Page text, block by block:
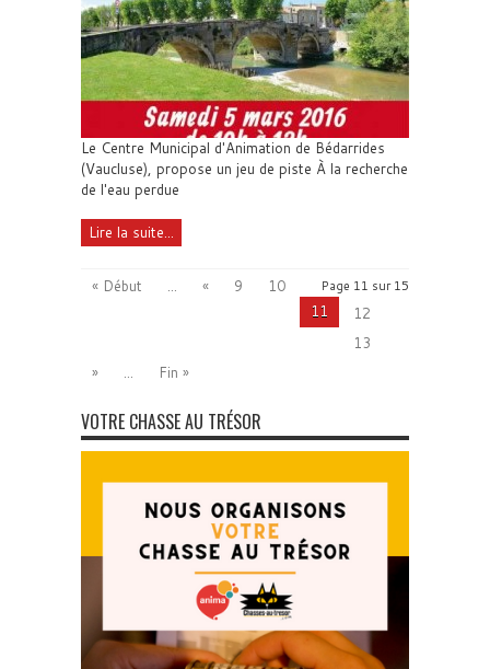
Le Centre Municipal d'Animation de Bédarrides
(Vaucluse), propose un jeu de piste À la recherche
de l'eau perdue
Lire la suite...
Page 11 sur 15
« Début ... « 9
10
11
12
13
»
... Fin »
VOTRE CHASSE AU TRÉSOR